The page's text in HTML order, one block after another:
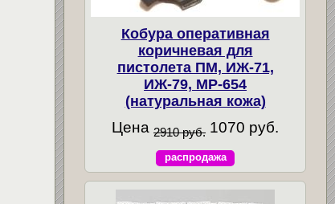
Кобура оперативная
коричневая для
пистолета ПМ, ИЖ-71,
ИЖ-79, МР-654
(натуральная кожа)
Цена 2910 руб. 1070 руб.
распродажа